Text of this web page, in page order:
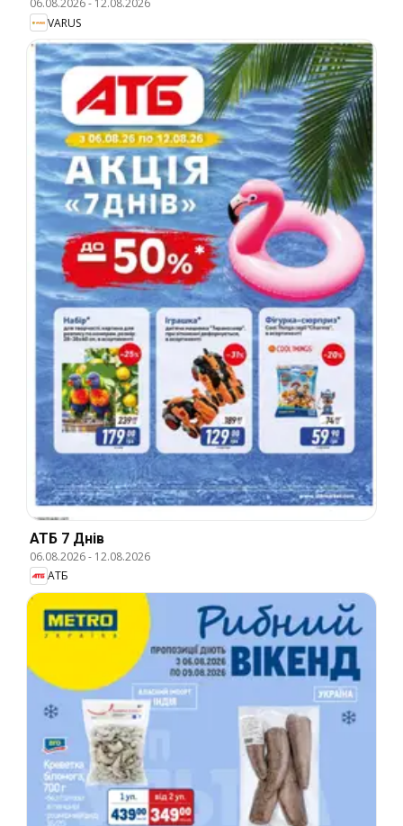
06.08.2026- 12.08.2026
VARUS
АТБ 7 Днів
06.08.2026- 12.08.2026
АТБ